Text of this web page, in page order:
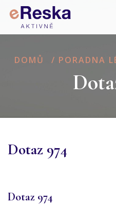
DOMŮ / PORADNA
Dotaz 974
Dotaz 974